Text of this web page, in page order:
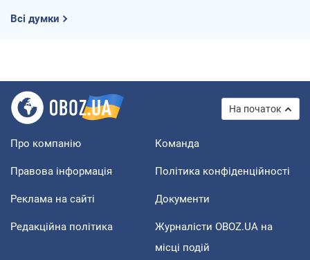
Всі думки
На початок
Про компанію Команда
Правова інформація Політика конфіденційності
Реклама на сайті Документи
Редакційна політика
Журналісти OBOZ.UA на
місці подій